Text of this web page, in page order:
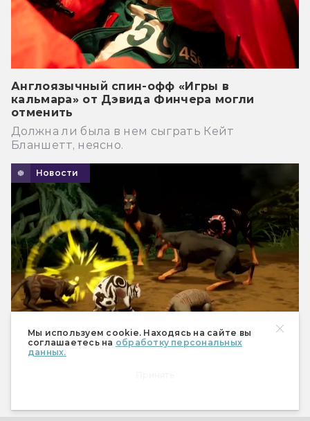
Мы используем cookie. Находясь на сайте вы
соглашаетесь на обработку персональных
данных.
Англоязычный спин-офф «Игры в
кальмара» от Дэвида Финчера могли
отменить
Должна ли была в нем сыграть Кейт
Бланшетт, неясно.
Новости